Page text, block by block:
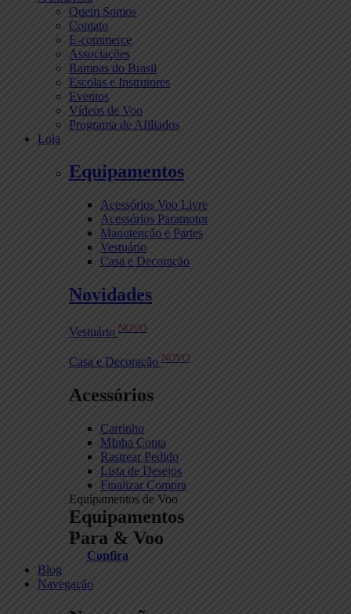
Quem Somos
Contato
E-commerce
Associações
Rampas do Brasil
Escolas e Instrutores
Eventos
Vídeos de Voo
Programa de Afiliados
Loja
Equipamentos
Acessórios Voo Livre
Acessórios Paramotor
Manutenção e Partes
Vestuário
Casa e Decoração
Novidades
Vestuário NOVO
Casa e Decoração NOVO
Acessórios
Carrinho
MInha Conta
Rastrear Pedido
Lista de Desejos
Finalizar Compra
Equipamentos de Voo
Equipamentos
Para & Voo
Confira
Blog
Navegação